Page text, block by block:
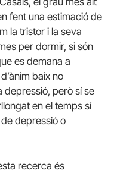
fent una estimació de
la tristor i la seva
per dormir, si són
es demana a
baix no
depressió, però sí se
en el temps sí
depressió o
recerca és